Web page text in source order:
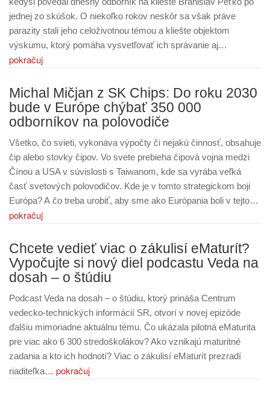
jednej zo skúšok. O niekoľko rokov neskôr sa však práve
parazity stali jeho celoživotnou témou a kliešte objektom
výskumu, ktorý pomáha vysvetľovať ich správanie aj…
pokračuj
Michal Mičjan z SK Chips: Do roku 2030
bude v Európe chýbať 350 000
odborníkov na polovodiče
Všetko, čo svieti, vykonáva výpočty či nejakú činnosť, obsahuje
čip alebo stovky čipov. Vo svete prebieha čipová vojna medzi
Čínou a USA v súvislosti s Taiwanom, kde sa vyrába veľká
časť svetových polovodičov. Kde je v tomto strategickom boji
Európa? A čo treba urobiť, aby sme ako Európania boli v tejto…
pokračuj
Chcete vedieť viac o zákulisí eMaturít?
Vypočujte si nový diel podcastu Veda na
dosah – o štúdiu
Podcast Veda na dosah – o štúdiu, ktorý prináša Centrum
vedecko-technických informácií SR, otvorí v novej epizóde
ďalšiu mimoriadne aktuálnu tému. Čo ukázala pilotná eMaturita
pre viac ako 6 300 stredoškolákov? Ako vznikajú maturitné
zadania a kto ich hodnotí? Viac o zákulisí eMaturít prezradí
riaditeľka… pokračuj